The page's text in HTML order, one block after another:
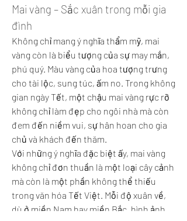
Mai vàng – Sắc xuân trong mỗi gia
đình
Không chỉ mang ý nghĩa thẩm mỹ, mai
vàng còn là biểu tượng của sự may mắn,
phú quý. Màu vàng của hoa tượng trưng
cho tài lộc, sung túc, ấm no. Trong không
gian ngày Tết, một chậu mai vàng rực rỡ
không chỉ làm đẹp cho ngôi nhà mà còn
đem đến niềm vui, sự hân hoan cho gia
chủ và khách đến thăm.
Với những ý nghĩa đặc biệt ấy, mai vàng
không chỉ đơn thuần là một loại cây cảnh
mà còn là một phần không thể thiếu
trong văn hóa Tết Việt. Mỗi độ xuân về,
dù ở miền Nam hay miền Bắc, hình ảnh